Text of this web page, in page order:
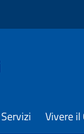
Servizi Vivere